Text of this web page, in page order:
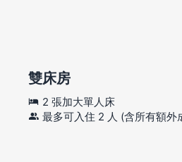
雙床房
2 張加大單人床
最多可入住 2 人 (含所有額外